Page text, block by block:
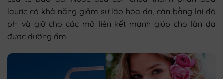
lauric có khả năng giảm sự lão hóa da, cân bằng lại độ
pH và giữ cho các mô liên kết mạnh giúp cho làn da
được dưỡng ẩm.